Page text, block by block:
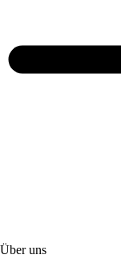
Über uns